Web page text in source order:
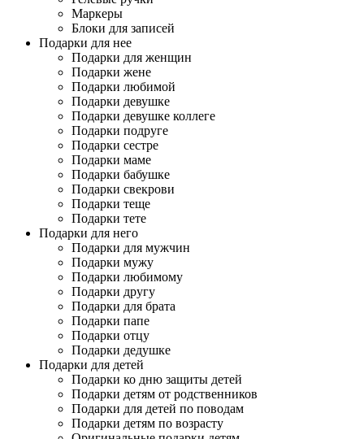
Маркеры
Блоки для записей
Подарки для нее
Подарки для женщин
Подарки жене
Подарки любимой
Подарки девушке
Подарки девушке коллеге
Подарки подруге
Подарки сестре
Подарки маме
Подарки бабушке
Подарки свекрови
Подарки теще
Подарки тете
Подарки для него
Подарки для мужчин
Подарки мужу
Подарки любимому
Подарки другу
Подарки для брата
Подарки папе
Подарки отцу
Подарки дедушке
Подарки для детей
Подарки ко дню защиты детей
Подарки детям от родственников
Подарки для детей по поводам
Подарки детям по возрасту